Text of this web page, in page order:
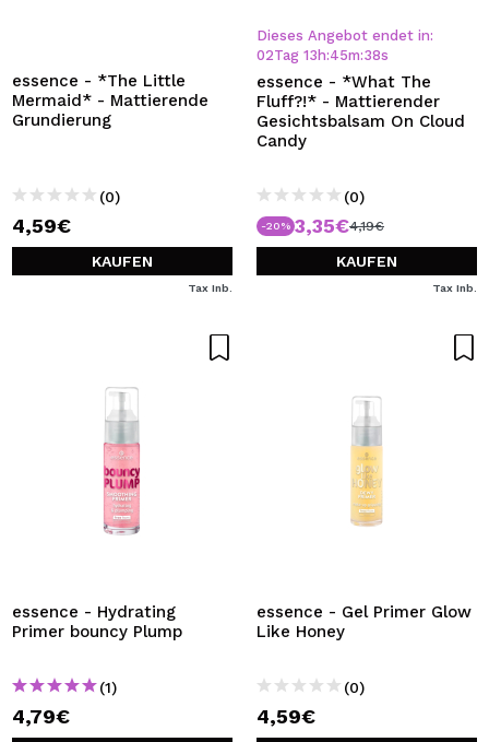
essence - *The Little
Mermaid* - Mattierende
Grundierung
(0)
4,59€
KAUFEN
Tax Inb.
Dieses Angebot endet in:
02Tag 13 h:45m:37s
essence - *What The
Fluff?!* - Mattierender
Gesichtsbalsam On Cloud
Candy
(0)
-20% 3,35€4,19€
KAUFEN
Tax Inb.
essence - Hydrating
Primer bouncy Plump
(1)
4,79€
essence - Gel Primer Glow
Like Honey
(0)
4,59€